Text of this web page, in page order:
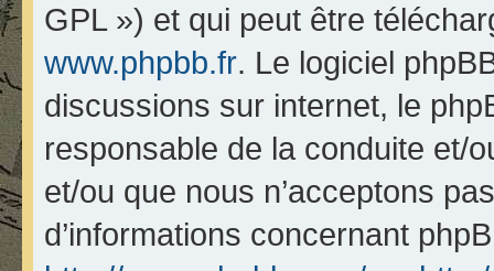
GPL ») et qui peut être
www.phpbb.fr. Le logiciel
discussions sur internet, le
responsable de la conduite et/
et/ou que nous n’acceptons
d’informations concernant